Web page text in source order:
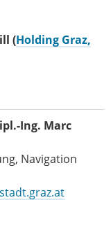
(Holding Graz,
Ing. Marc
Navigation